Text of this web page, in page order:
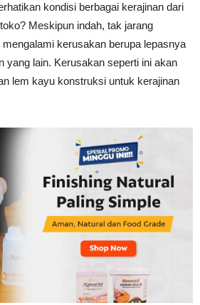
kondisi berbagai kerajinan dari
Meskipun indah, tak jarang
kerusakan berupa lepasnya
yang lain. Kerusakan seperti ini akan
lem kayu konstruksi untuk kerajinan